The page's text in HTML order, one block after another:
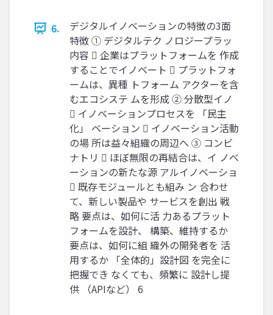
6.
デジタルイノベーションの特徴の3面
特徴 ① デジタルテク ノロジープラッ
内容  企業はプラットフォームを 作成
することでイノベート  プラットフォ
ームは、異種 トフォーム アクターを含
むエコシステ ムを形成 ② 分散型イノ
 イノベーションプロセスを 「民主
化」 ベーション  イノベーション活動
の場 所は益々組織の周辺へ ③ コンビ
ナトリ  ほぼ無限の再結合は、イ ノベ
ーションの新たな源 アルイノベーショ
 既存モジュールとも組み ン 合わせ
て、新しい製品や サービスを創出 戦
略 要点は、如何に活 力あるプラット
フォームを設計、 構築、維持するか
要点は、如何に組 織外の開発者を 活
用するか 「全体的」設計図 を完全に
把握でき なくても、頻繁に 設計し提
供 （APIなど） 6